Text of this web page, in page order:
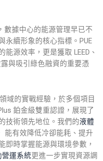
數據中心的能源管理早已不
永續形象的核心指標。PUE
源效率，更是獲取 LEED、
與吸引綠色融資的重要憑
域的實戰經驗，於多個項目
鉑金級雙重認證，展現了
技術領先地位。我們的液體
能有效降低冷卻能耗、提升
即時掌握能源與環境參數，
運系統更進一步實現資源調